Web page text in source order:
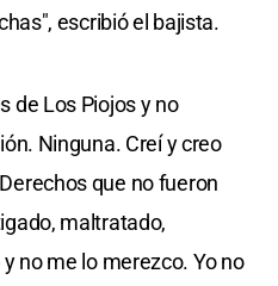
escribió el bajista.
de Los Piojos y no
Ninguna. Creí y creo
que no fueron
maltratado,
no me lo merezco. Yo no